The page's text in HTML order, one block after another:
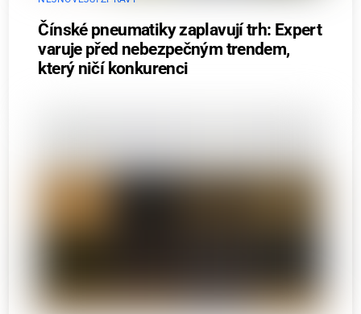
Čínské pneumatiky zaplavují trh: Expert
varuje před nebezpečným trendem,
který ničí konkurenci